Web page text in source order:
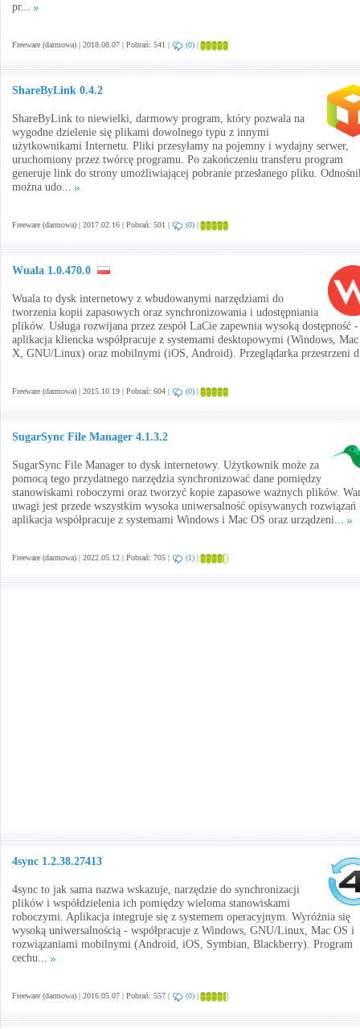
pr...
Freeware (darmowa) | 2018.08.07 | Pobrań: 541 | (0) |
ShareByLink 0.4.2
ShareByLink to niewielki, darmowy program, który pozwala na
wygodne dzielenie się plikami dowolnego typu z innymi
użytkownikami Internetu. Pliki przesyłamy na pojemny i wydajny serwer,
uruchomiony przez twórcę programu. Po zakończeniu transferu program
generuje link do strony umożliwiającej pobranie przesłanego pliku.
można udo...
Freeware (darmowa) | 2017.02.16 | Pobrań: 501 | (0) |
Wuala 1.0.470.0
Wuala to dysk internetowy z wbudowanymi narzędziami do
tworzenia kopii zapasowych oraz synchronizowania i udostępniania
plików. Usługa rozwijana przez zespół LaCie zapewnia wysoką dostępność -
aplikacja kliencka współpracuje z systemami desktopowymi (Windows,
X, GNU/Linux) oraz mobilnymi (iOS, Android). Przeglądarka przestrzeni
Freeware (darmowa) | 2015.10.19 | Pobrań: 604 | (0) |
SugarSync File Manager 4.1.3.2
SugarSync File Manager to dysk internetowy. Użytkownik może za
pomocą tego przydatnego narzędzia synchronizować dane pomiędzy
stanowiskami roboczymi oraz tworzyć kopie zapasowe ważnych plików.
uwagi jest przede wszystkim wysoka uniwersalność opisywanych rozwiązań
aplikacja współpracuje z systemami Windows i Mac OS oraz urządzeni...
Freeware (darmowa) | 2022.05.12 | Pobrań: 705 | (1) |
4sync 1.2.38.27413
4sync to jak sama nazwa wskazuje, narzędzie do synchronizacji
plików i współdzielenia ich pomiędzy wieloma stanowiskami
roboczymi. Aplikacja integruje się z systemem operacyjnym. Wyróżnia się
wysoką uniwersalnością - współpracuje z Windows, GNU/Linux, Mac OS i
rozwiązaniami mobilnymi (Android, iOS, Symbian, Blackberry). Program
cechu...
Freeware (darmowa) | 2016.05.07 | Pobrań: 557 | (0) |